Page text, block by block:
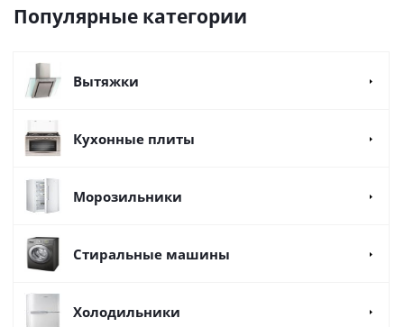
Популярные категории
Вытяжки
Кухонные плиты
Морозильники
Стиральные машины
Холодильники